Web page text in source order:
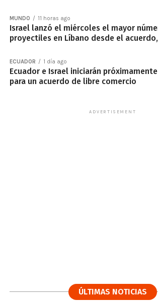
MUNDO 11 horas ago
Israel lanzó el miércoles el mayor
proyectiles en Líbano desde el
ECUADOR 1 día ago
Ecuador e Israel iniciarán
para un acuerdo de libre comercio
ADVERTISEMENT
ÚLTIMAS NOTICIAS